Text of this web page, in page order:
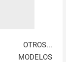
OTROS...
MODELOS